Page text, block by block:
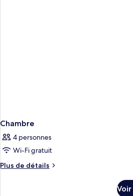
Chambre
4 personnes
Wi-Fi gratuit
Plus de détails
Plus